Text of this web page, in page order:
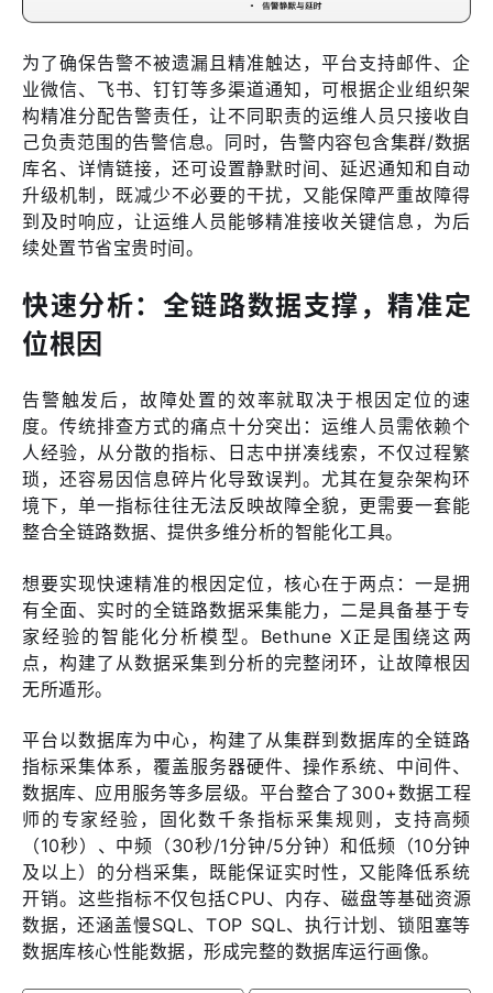
为了确保告警不被遗漏且精准触达，平台支持邮件、企
业微信、飞书、钉钉等多渠道通知，可根据企业组织架
构精准分配告警责任，让不同职责的运维人员只接收自
己负责范围的告警信息。同时，告警内容包含集群/数据
库名、详情链接，还可设置静默时间、延迟通知和自动
升级机制，既减少不必要的干扰，又能保障严重故障得
到及时响应，让运维人员能够精准接收关键信息，为后
续处置节省宝贵时间。
快速分析：全链路数据支撑，精准定
位根因
告警触发后，故障处置的效率就取决于根因定位的速
度。传统排查方式的痛点十分突出：运维人员需依赖个
人经验，从分散的指标、日志中拼凑线索，不仅过程繁
琐，还容易因信息碎片化导致误判。尤其在复杂架构环
境下，单一指标往往无法反映故障全貌，更需要一套能
整合全链路数据、提供多维分析的智能化工具。
想要实现快速精准的根因定位，核心在于两点：一是拥
有全面、实时的全链路数据采集能力，二是具备基于专
家经验的智能化分析模型。Bethune X正是围绕这两
点，构建了从数据采集到分析的完整闭环，让故障根因
无所遁形。
平台以数据库为中心，构建了从集群到数据库的全链路
指标采集体系，覆盖服务器硬件、操作系统、中间件、
数据库、应用服务等多层级。平台整合了300+数据工程
师的专家经验，固化数千条指标采集规则，支持高频
（10秒）、中频（30秒/1分钟/5分钟）和低频（10分钟
及以上）的分档采集，既能保证实时性，又能降低系统
开销。这些指标不仅包括CPU、内存、磁盘等基础资源
数据，还涵盖慢SQL、TOP SQL、执行计划、锁阻塞等
数据库核心性能数据，形成完整的数据库运行画像。